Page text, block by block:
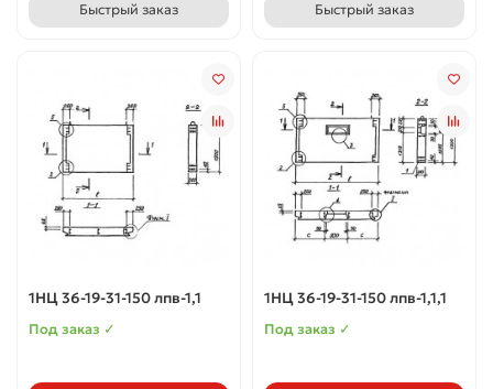
Быстрый заказ Быстрый заказ
1НЦ 36-19-31-150 лпв-1,1
Под заказ ✓
1НЦ 36-19-31-150 лпв-1,1,1
Под заказ ✓